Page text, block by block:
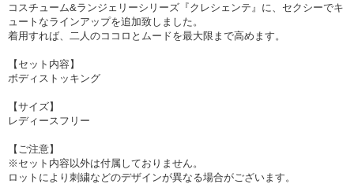
コスチューム&ランジェリーシリーズ『クレシェンテ』に、セクシーでキ
ュートなラインアップを追加致しました。
着用すれば、二人のココロとムードを最大限まで高めます。
【セット内容】
ボディストッキング
【サイズ】
レディースフリー
【ご注意】
※セット内容以外は付属しておりません。
ロットにより刺繍などのデザインが異なる場合がございます。